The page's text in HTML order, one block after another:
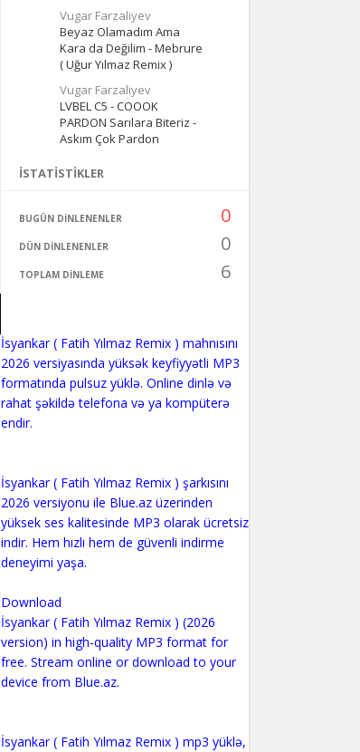
Vugar Farzaliyev
Beyaz Olamadım Ama
Kara da Değilim - Mebrure
( Uğur Yılmaz Remix )
Vugar Farzaliyev
LVBEL C5 - COOOK
PARDON Sarılara Biteriz -
Askım Çok Pardon
İSTATISTIKLER
BUGÜN DINLENENLER 0
DÜN DINLENENLER 0
TOPLAM DINLEME 6
İsyankar ( Fatih Yılmaz Remix ) mahnısını
2026 versiyasında yüksək keyfiyyətli MP3
formatında pulsuz yüklə. Online dinlə və
rahat şəkildə telefona və ya kompüterə
endir.
İsyankar ( Fatih Yılmaz Remix ) şarkısını
2026 versiyonu ile Blue.az üzerinden
yüksek ses kalitesinde MP3 olarak ücretsiz
indir. Hem hızlı hem de güvenli indirme
deneyimi yaşa.
Download
İsyankar ( Fatih Yılmaz Remix ) (2026
version) in high-quality MP3 format for
free. Stream online or download to your
device from Blue.az.
İsyankar ( Fatih Yılmaz Remix ) mp3 yüklə,